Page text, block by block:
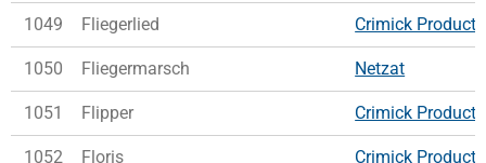
1049 Fliegerlied Crimick
1050 Fliegermarsch Netzat
1051 Flipper Crimick
1052 Floris Crimick